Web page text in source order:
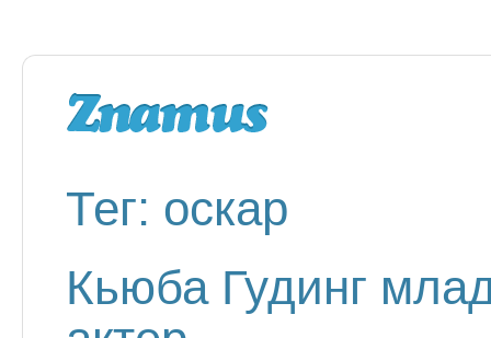
Тег: оскар
Кьюба Гудинг